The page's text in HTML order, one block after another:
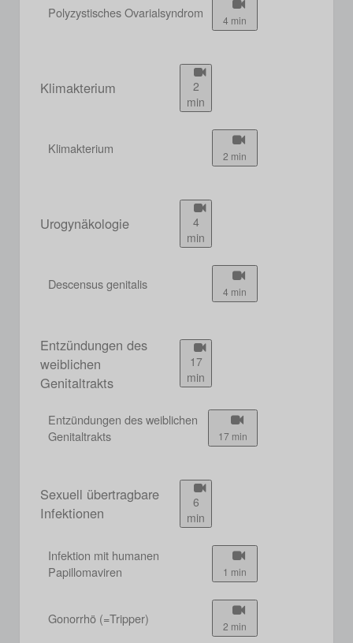
Polyzystisches Ovarialsyndrom 4 min
Klimakterium
2
min
Klimakterium 2 min
Urogynäkologie
4
min
Descensus genitalis 4 min
Entzündungen des
weiblichen
Genitaltrakts
17
min
Entzündungen des weiblichen
Genitaltrakts
17 min
Sexuell übertragbare
Infektionen
6
min
Infektion mit humanen
Papillomaviren
1 min
Gonorrhö (=Tripper) 2 min